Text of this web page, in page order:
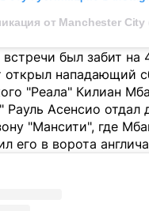
от Manchester City
был забит на
открыл нападающий
"Реала" Килиан
Рауль Асенсио отдал
"Мансити", где
его в ворота